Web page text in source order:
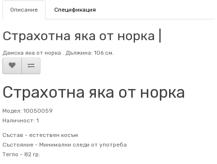
Описание Спецификация
Страхотна яка от норка |
Дамска яка от норка . Дължина: 106 см.
Страхотна яка от норка
Модел: 10050059
Наличност: 1
Състав - естествен косъм
Състояние - Минимални следи от употреба
Тегло - 82 гр.